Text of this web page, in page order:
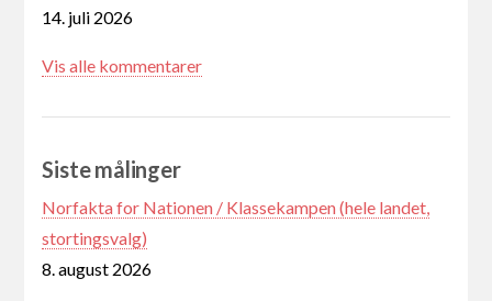
14. juli 2026
Vis alle kommentarer
Siste målinger
Norfakta for Nationen / Klassekampen (hele landet,
stortingsvalg)
8. august 2026